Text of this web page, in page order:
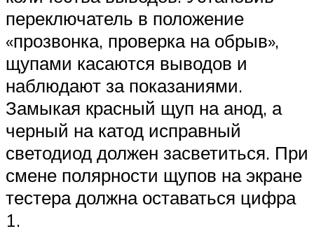
переключатель в положение
«прозвонка, проверка на обрыв»,
щупами касаются выводов и
наблюдают за показаниями.
Замыкая красный щуп на анод, а
черный на катод исправный
светодиод должен засветиться. При
смене полярности щупов на экране
тестера должна оставаться цифра
1.